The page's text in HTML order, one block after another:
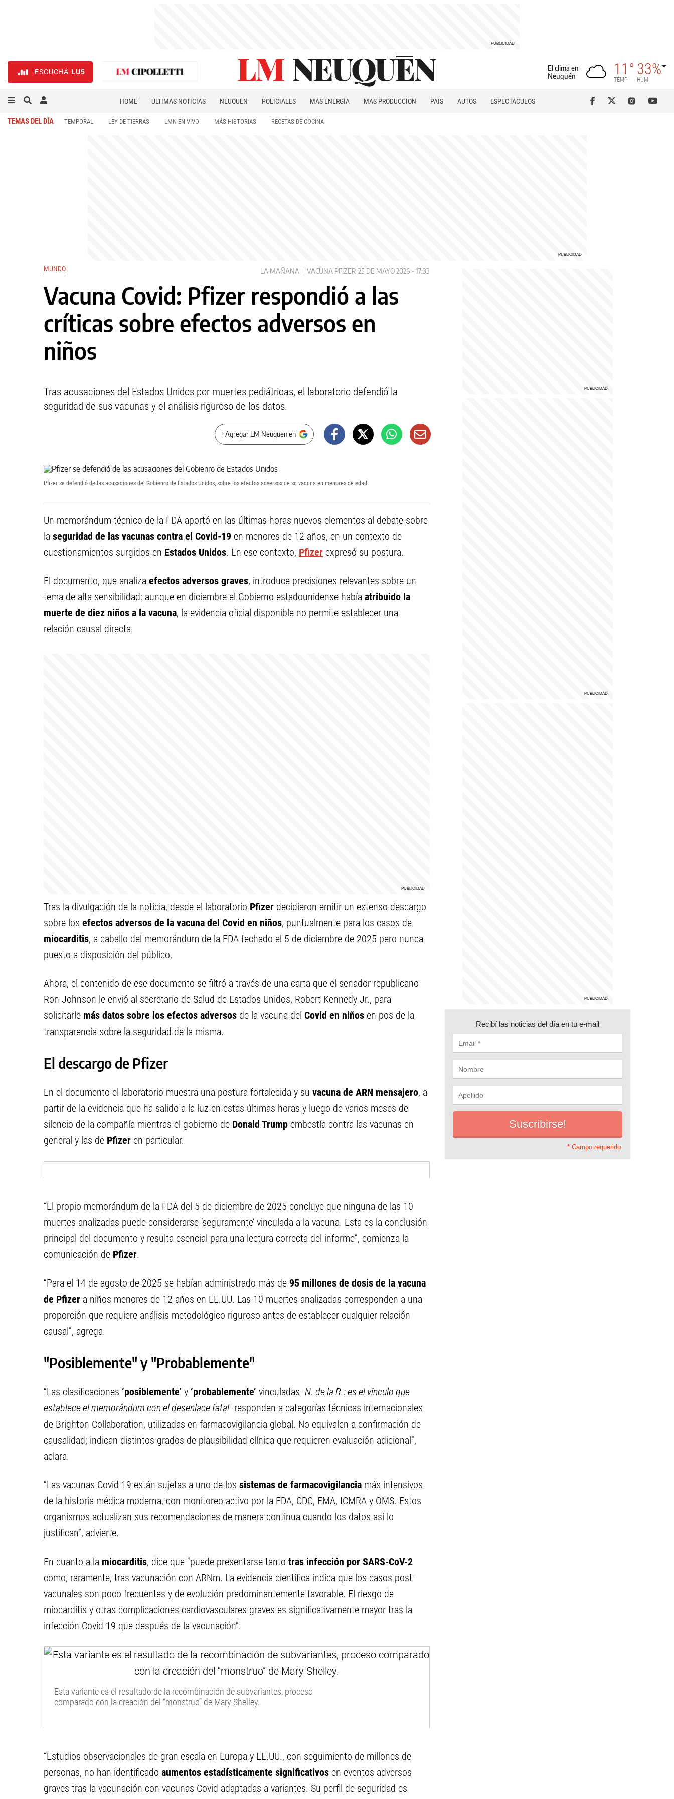
ESCUCHÁ LU5
El clima en
Neuquén
11°
TEMP
33%
HUM
HOME ÚLTIMAS NOTICIAS NEUQUÉN POLICIALES MÁS ENERGÍA MÁS PRODUCCIÓN PAÍS AUTOS
ESPECTÁCULOS
TEMAS DEL DÍA TEMPORAL LEY DE TIERRAS LMN EN VIVO MÁS HISTORIAS RECETAS DE COCINA
MUNDO LA MAÑANA VACUNA PFIZER 25 DE MAYO 2026 - 17:33
Vacuna Covid: Pfizer respondió a las
críticas sobre efectos adversos en
niños
Tras acusaciones del Estados Unidos por muertes pediátricas, el laboratorio defendió la
seguridad de sus vacunas y el análisis riguroso de los datos.
+ Agregar LM Neuquen en
Pfizer se defendió de las acusaciones del Gobienro de Estados Unidos, sobre los efectos adversos de su vacuna en menores de edad.
Un memorándum técnico de la FDA aportó en las últimas horas nuevos elementos al debate sobre
la seguridad de las vacunas contra el Covid-19 en menores de 12 años, en un contexto de
cuestionamientos surgidos en Estados Unidos. En ese contexto, Pfizer expresó su postura.
El documento, que analiza efectos adversos graves, introduce precisiones relevantes sobre un
tema de alta sensibilidad: aunque en diciembre el Gobierno estadounidense había atribuido la
muerte de diez niños a la vacuna, la evidencia oficial disponible no permite establecer una
relación causal directa.
Tras la divulgación de la noticia, desde el laboratorio Pfizer decidieron emitir un extenso descargo
sobre los efectos adversos de la vacuna del Covid en niños, puntualmente para los casos de
miocarditis, a caballo del memorándum de la FDA fechado el 5 de diciembre de 2025 pero nunca
puesto a disposición del público.
Ahora, el contenido de ese documento se filtró a través de una carta que el senador republicano
Ron Johnson le envió al secretario de Salud de Estados Unidos, Robert Kennedy Jr., para
solicitarle más datos sobre los efectos adversos de la vacuna del Covid en niños en pos de la
transparencia sobre la seguridad de la misma.
El descargo de Pfizer
En el documento el laboratorio muestra una postura fortalecida y su vacuna de ARN mensajero, a
partir de la evidencia que ha salido a la luz en estas últimas horas y luego de varios meses de
silencio de la compañía mientras el gobierno de Donald Trump embestía contra las vacunas en
general y las de Pfizer en particular.
“El propio memorándum de la FDA del 5 de diciembre de 2025 concluye que ninguna de las 10
muertes analizadas puede considerarse ‘seguramente’ vinculada a la vacuna. Esta es la conclusión
principal del documento y resulta esencial para una lectura correcta del informe”, comienza la
comunicación de Pfizer.
“Para el 14 de agosto de 2025 se habían administrado más de 95 millones de dosis de la vacuna
de Pfizer a niños menores de 12 años en EE.UU. Las 10 muertes analizadas corresponden a una
proporción que requiere análisis metodológico riguroso antes de establecer cualquier relación
causal”, agrega.
"Posiblemente" y "Probablemente"
“Las clasificaciones ‘posiblemente’ y ‘probablemente’ vinculadas -N. de la R.: es el vínculo que
establece el memorándum con el desenlace fatal- responden a categorías técnicas internacionales
de Brighton Collaboration, utilizadas en farmacovigilancia global. No equivalen a confirmación de
causalidad; indican distintos grados de plausibilidad clínica que requieren evaluación adicional”,
aclara.
“Las vacunas Covid-19 están sujetas a uno de los sistemas de farmacovigilancia más intensivos
de la historia médica moderna, con monitoreo activo por la FDA, CDC, EMA, ICMRA y OMS. Estos
organismos actualizan sus recomendaciones de manera continua cuando los datos así lo
justifican”, advierte.
En cuanto a la miocarditis, dice que “puede presentarse tanto tras infección por SARS-CoV-2
como, raramente, tras vacunación con ARNm. La evidencia científica indica que los casos post-
vacunales son poco frecuentes y de evolución predominantemente favorable. El riesgo de
miocarditis y otras complicaciones cardiovasculares graves es significativamente mayor tras la
infección Covid-19 que después de la vacunación”.
Esta variante es el resultado de la recombinación de subvariantes, proceso
comparado con la creación del “monstruo” de Mary Shelley.
“Estudios observacionales de gran escala en Europa y EE.UU., con seguimiento de millones de
personas, no han identificado aumentos estadísticamente significativos en eventos adversos
graves tras la vacunación con vacunas Covid adaptadas a variantes. Su perfil de seguridad es
Recibí las noticias del día en tu e-mail
* Campo requerido